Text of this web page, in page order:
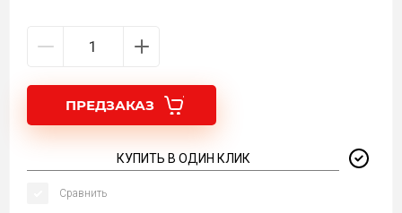
ПРЕДЗАКАЗ
КУПИТЬ В ОДИН КЛИК
Сравнить